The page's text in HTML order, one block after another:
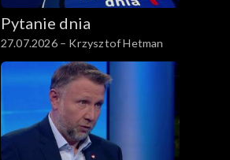
Pytanie dnia
27.07.2026 – Krzysztof Hetman